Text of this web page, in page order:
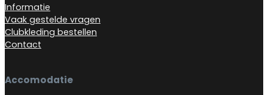
Informatie
Vaak gestelde vragen
Clubkleding bestellen
Contact
Accomodatie